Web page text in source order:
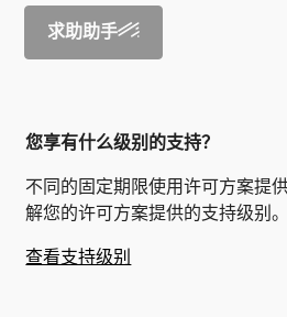
求助助手
您享有什么级别的支持？
不同的固定期限使用许可方案提
解您的许可方案提供的支持级别。
查看支持级别